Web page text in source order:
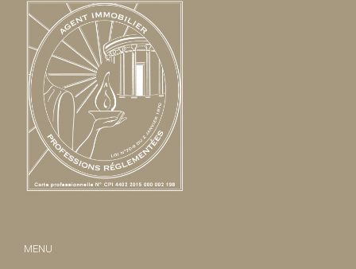
MENU